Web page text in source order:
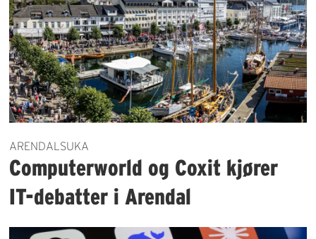
ARENDALSUKA
Computerworld og Coxit kjører
IT-debatter i Arendal